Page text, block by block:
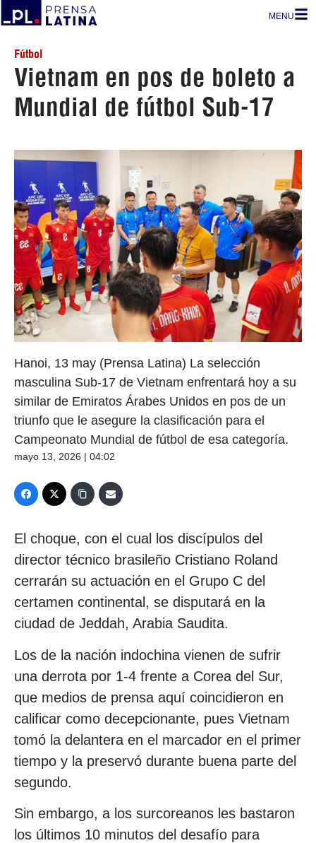
MENU
Fútbol
Vietnam en pos de boleto a
Mundial de fútbol Sub-17
Hanoi, 13 may (Prensa Latina) La selección
masculina Sub-17 de Vietnam enfrentará hoy a su
similar de Emiratos Árabes Unidos en pos de un
triunfo que le asegure la clasificación para el
Campeonato Mundial de fútbol de esa categoría.
mayo 13, 2026 | 04:02
El choque, con el cual los discípulos del
director técnico brasileño Cristiano Roland
cerrarán su actuación en el Grupo C del
certamen continental, se disputará en la
ciudad de Jeddah, Arabia Saudita.
Los de la nación indochina vienen de sufrir
una derrota por 1-4 frente a Corea del Sur,
que medios de prensa aquí coincidieron en
calificar como decepcionante, pues Vietnam
tomó la delantera en el marcador en el primer
tiempo y la preservó durante buena parte del
segundo.
Sin embargo, a los surcoreanos les bastaron
los últimos 10 minutos del desafío para